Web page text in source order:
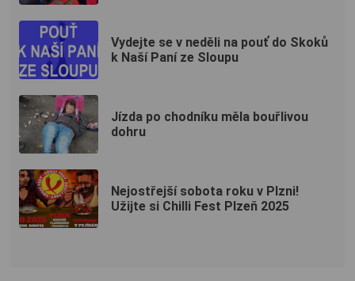
Vydejte se v neděli na pouť do Skoků
k Naší Paní ze Sloupu
Jízda po chodníku měla bouřlivou
dohru
Nejostřejší sobota roku v Plzni!
Užijte si Chilli Fest Plzeň 2025